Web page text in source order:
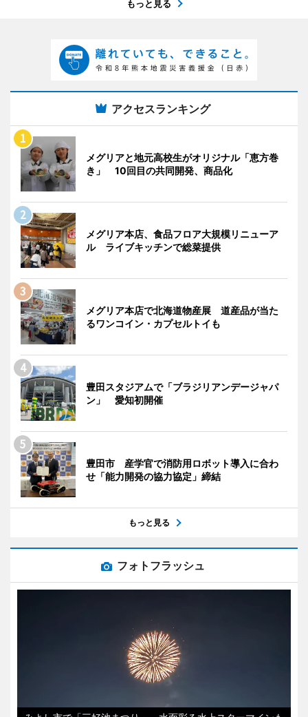
もっと見る
アクセスランキング
メグリアと地元高校生がオリジナル「恵方巻
き」 10回目の共同開発、商品化
メグリア本店、食品フロア大規模リニューア
ル ライブキッチンで総菜提供
メグリア本店で北海道物産展 道産品が当た
るワンコイン・カプセルトイも
豊田スタジアムで「ブラジリアンデージャパ
ン」 愛知初開催
豊田市 産学官で消防用ロボット導入に合わ
せ「能力開発の協力協定」締結
もっと見る
フォトフラッシュ